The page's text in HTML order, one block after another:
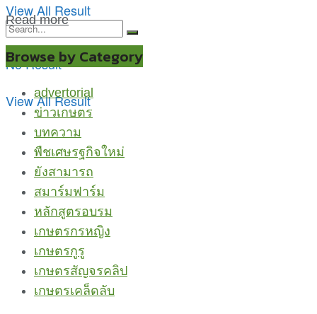
No Result
View All Result
View All Result
Read more
Browse by Category
advertorial
ข่าวเกษตร
บทความ
พืชเศษรฐกิจใหม่
ยังสามารถ
สมาร์มฟาร์ม
หลักสูตรอบรม
เกษตรกรหญิง
เกษตรกูรู
เกษตรสัญจรคลิป
เกษตรเคล็ดลับ